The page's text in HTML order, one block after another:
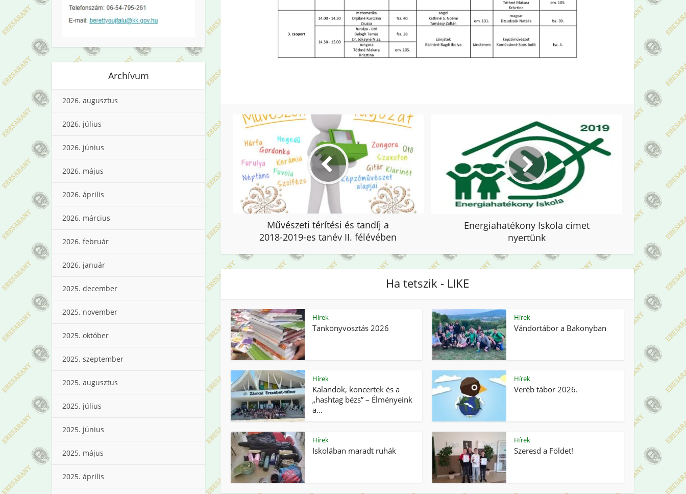
Archívum
2026. augusztus
2026. július
2026. június
2026. május
2026. április
2026. március
2026. február
2026. január
2025. december
2025. november
2025. október
2025. szeptember
2025. augusztus
2025. július
2025. június
2025. május
2025. április
Művészeti térítési és tandíj a
2018-2019-es tanév II. félévében
Energiahatékony Iskola címet
nyertünk
Ha tetszik - LIKE
Hírek
Tankönyvosztás 2026
Hírek
Vándortábor a Bakonyban
Hírek
Kalandok, koncertek és a
„hashtag bézs” – Élményeink
a...
Hírek
Veréb tábor 2026.
Hírek
Iskolában maradt ruhák
Hírek
Szeresd a Földet!